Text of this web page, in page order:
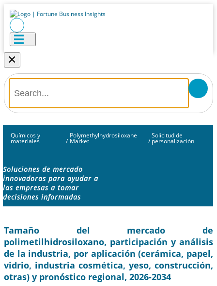
×
Químicos y
materiales /
Polymethylhydrosiloxane
Market /
Solicitud de
personalización
Soluciones de mercado
innovadoras para ayudar a
las empresas a tomar
decisiones informadas
Tamaño del mercado de
polimetilhidrosiloxano, participación y análisis
de la industria, por aplicación (cerámica, papel,
vidrio, industria cosmética, yeso, construcción,
otras) y pronóstico regional, 2026-2034